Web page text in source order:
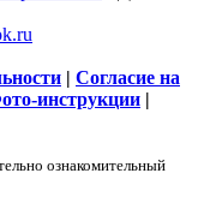
| Согласие на
инструкции |
ознакомительный